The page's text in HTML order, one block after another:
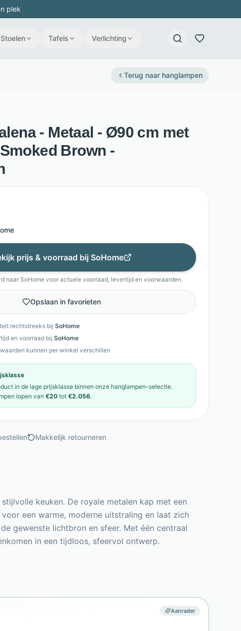
plek
Stoelen Tafels Verlichting
Terug naar hanglampen
- Metaal - Ø90 cm met
Brown -
prijs & voorraad bij SoHome
naar SoHomevoor actuele voorraad, levertijd en voorwaarden.
Opslaan in favorieten
rechtstreeks bij SoHome
en voorraad bij SoHome
kunnen per winkel verschillen
in de lage prijsklasse binnen onze hanglampen-selectie.
lopen van €20 tot €2.056.
Makkelijk retourneren
keuken. De royale metalen kap met een
een warme, moderne uitstraling en laat zich
gewenste lichtbron en sfeer. Met één centraal
in een tijdloos, sfeervol ontwerp.
Aanrader